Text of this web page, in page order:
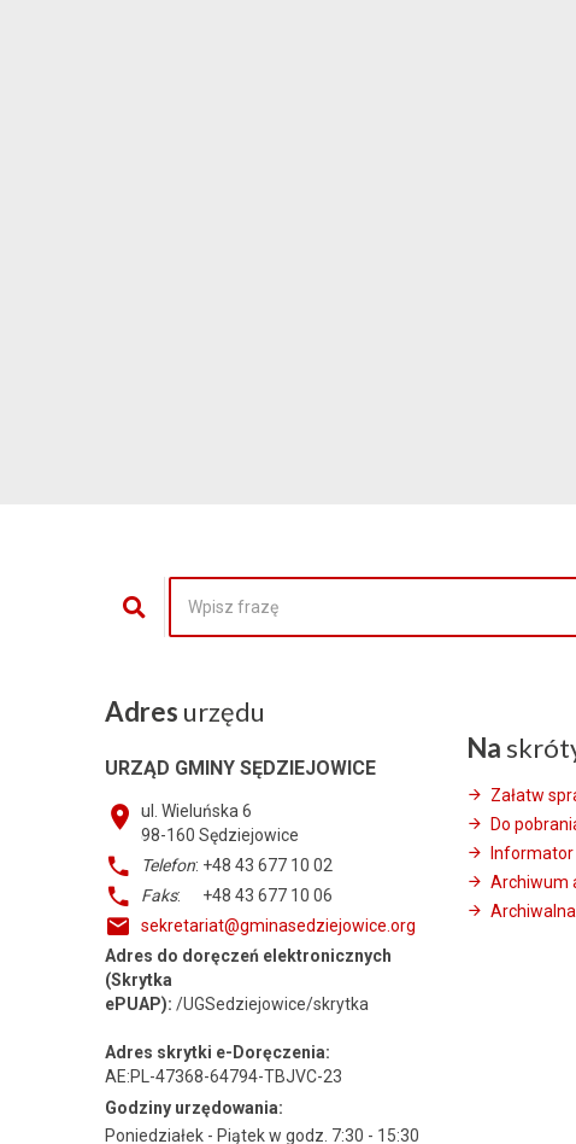
Adres urzędu
URZĄD GMINY SĘDZIEJOWICE
ul. Wieluńska 6
98-160 Sędziejowice
Telefon: +48 43 677 10 02
Faks: +48 43 677 10 06
sekretariat@gminasedziejowice.org
Adres do doręczeń elektronicznych
(Skrytka
ePUAP): /UGSedziejowice/skrytka
Adres skrytki e-Doręczenia:
AE:PL-47368-64794-TBJVC-23
Godziny urzędowania:
Poniedziałek - Piątek w godz. 7:30 - 15:30
Na
Załatw
Do
Informator
Archiwum